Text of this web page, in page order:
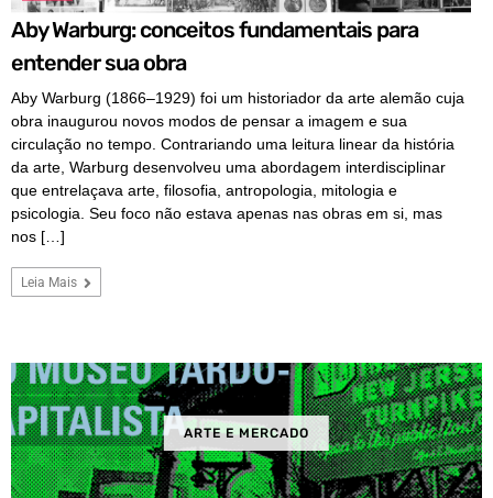
Aby Warburg: conceitos fundamentais para
entender sua obra
Aby Warburg (1866–1929) foi um historiador da arte alemão cuja
obra inaugurou novos modos de pensar a imagem e sua
circulação no tempo. Contrariando uma leitura linear da história
da arte, Warburg desenvolveu uma abordagem interdisciplinar
que entrelaçava arte, filosofia, antropologia, mitologia e
psicologia. Seu foco não estava apenas nas obras em si, mas
nos […]
Leia Mais
ARTE E MERCADO